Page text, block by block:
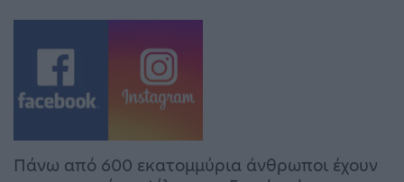
Πάνω από 600 εκατομμύρια άνθρωποι έχουν